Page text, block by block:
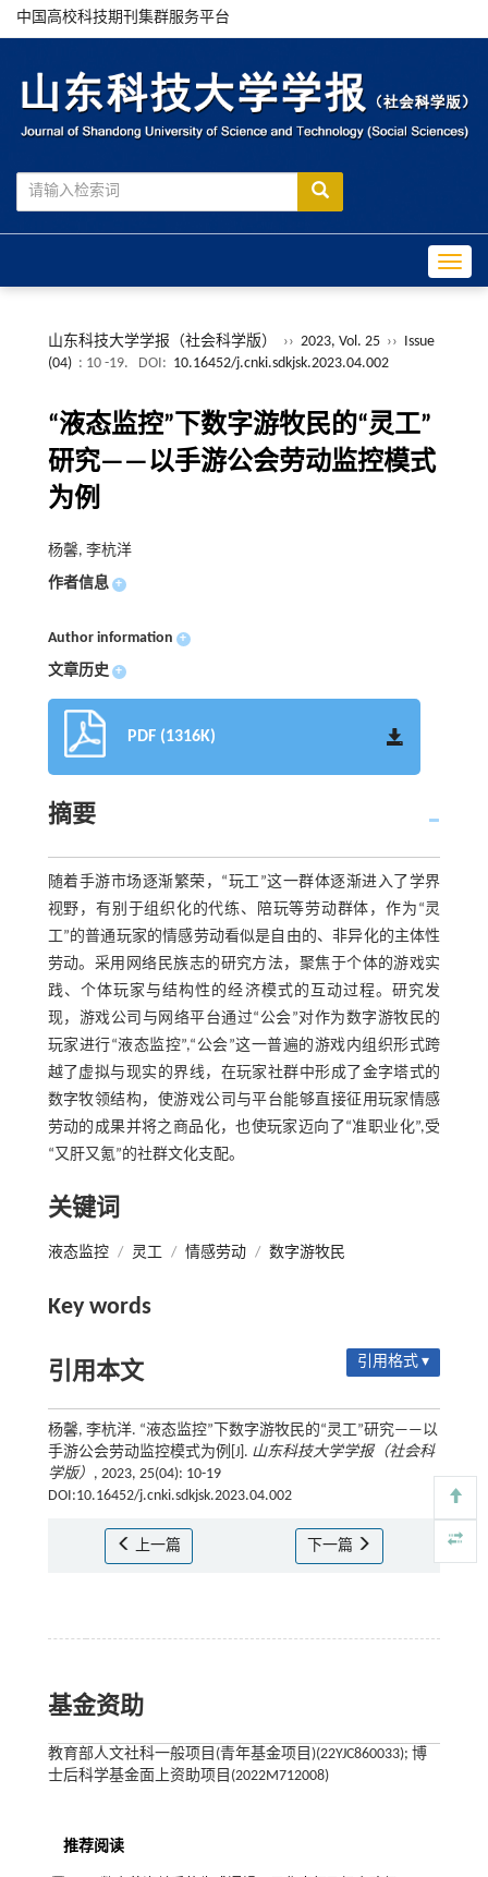
中国高校科技期刊集群服务平台
山东科技大学学报（社会科学版） ›› 2023, Vol. 25 ›› Issue
(04) : 10 -19. DOI: 10.16452/j.cnki.sdkjsk.2023.04.002
“液态监控”下数字游牧民的“灵工”
研究——以手游公会劳动监控模式
为例
杨馨, 李杭洋
作者信息 +
Author information +
文章历史 +
PDF (1316K)
摘要
随着手游市场逐渐繁荣，“玩工”这一群体逐渐进入了学界
视野，有别于组织化的代练、陪玩等劳动群体，作为“灵
工”的普通玩家的情感劳动看似是自由的、非异化的主体性
劳动。采用网络民族志的研究方法，聚焦于个体的游戏实
践、个体玩家与结构性的经济模式的互动过程。研究发
现，游戏公司与网络平台通过“公会”对作为数字游牧民的
玩家进行“液态监控”,“公会”这一普遍的游戏内组织形式跨
越了虚拟与现实的界线，在玩家社群中形成了金字塔式的
数字牧领结构，使游戏公司与平台能够直接征用玩家情感
劳动的成果并将之商品化，也使玩家迈向了“准职业化”,受
“又肝又氪”的社群文化支配。
关键词
液态监控 / 灵工 / 情感劳动 / 数字游牧民
Key words
引用本文 引用格式 ▾
杨馨, 李杭洋. “液态监控”下数字游牧民的“灵工”研究——以
手游公会劳动监控模式为例[J]. 山东科技大学学报（社会科
学版） , 2023, 25(04): 10-19
DOI:10.16452/j.cnki.sdkjsk.2023.04.002
上一篇 下一篇
基金资助
教育部人文社科一般项目(青年基金项目)(22YJC860033); 博
士后科学基金面上资助项目(2022M712008)